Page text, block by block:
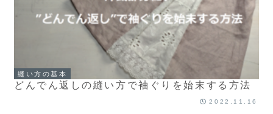
縫い方の基本
どんでん返しの縫い方で袖ぐりを始末する方法
2022.11.16